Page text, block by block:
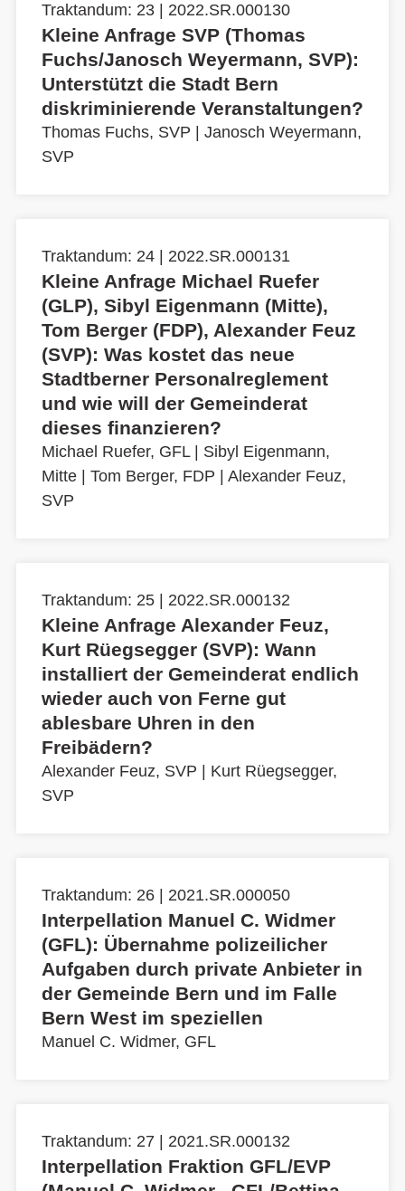
Traktandum: 23 | 2022.SR.000130
Kleine Anfrage SVP (Thomas
Fuchs/Janosch Weyermann, SVP):
Unterstützt die Stadt Bern
diskriminierende Veranstaltungen?
Thomas Fuchs, SVP
Janosch Weyermann,
SVP
Traktandum: 24 | 2022.SR.000131
Kleine Anfrage Michael Ruefer
(GLP), Sibyl Eigenmann (Mitte),
Tom Berger (FDP), Alexander Feuz
(SVP): Was kostet das neue
Stadtberner Personalreglement
und wie will der Gemeinderat
dieses finanzieren?
Michael Ruefer, GFL| Sibyl Eigenmann,
Mitte
Tom Berger, FDP
Alexander Feuz,
SVP
Traktandum: 25 | 2022.SR.000132
Kleine Anfrage Alexander Feuz,
Kurt Rüegsegger (SVP): Wann
installiert der Gemeinderat endlich
wieder auch von Ferne gut
ablesbare Uhren in den
Freibädern?
Alexander Feuz, SVP
Kurt Rüegsegger,
SVP
Traktandum: 26 | 2021.SR.000050
Interpellation Manuel C. Widmer
(GFL): Übernahme polizeilicher
Aufgaben durch private Anbieter in
der Gemeinde Bern und im Falle
Bern West im speziellen
Manuel C. Widmer, GFL
Traktandum: 27 | 2021.SR.000132
Interpellation Fraktion GFL/EVP